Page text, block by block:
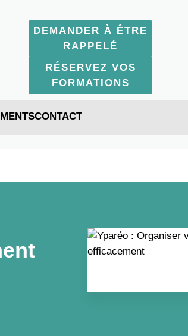
DEMANDER À ÊTRE
RAPPELÉ
RÉSERVEZ VOS
FORMATIONS
CONTACT